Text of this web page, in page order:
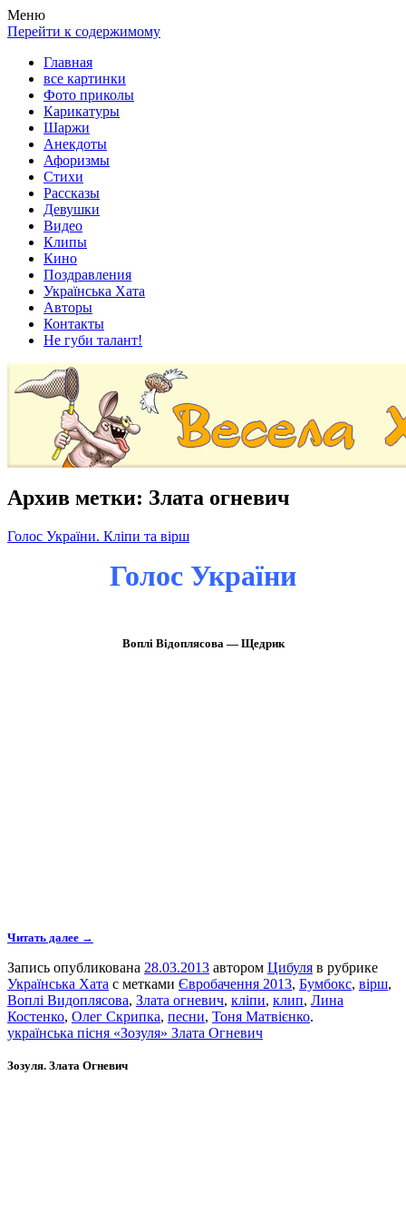
Весела хата — прикольные картинки, смешные истории,
клипы!
Покажем всем ваши фото приколы, карикатуры, шаржи, стихи,
рассказы, видео и песни!
Меню
Перейти к содержимому
Главная
все картинки
Фото приколы
Карикатуры
Шаржи
Анекдоты
Афоризмы
Стихи
Рассказы
Девушки
Видео
Клипы
Кино
Поздравления
Українська Хата
Авторы
Контакты
Не губи талант!
Архив метки: Злата огневич
Голос України. Кліпи та вірш
Голос України
Воплі Відоплясова — Щедрик
Читать далее →
Запись опубликована 28.03.2013 автором Цибуля в рубрике
Українська Хата с метками Євробачення 2013, Бумбокс, вірш,
Воплі Видоплясова, Злата огневич, кліпи, клип, Лина
Костенко, Олег Скрипка, песни, Тоня Матвієнко.
українська пісня «Зозуля» Злата Огневич
Зозуля. Злата Огневич